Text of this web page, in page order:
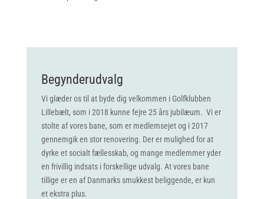
Begynderudvalg
Vi glæder os til at byde dig velkommen i Golfklubben
Lillebælt, som i 2018 kunne fejre 25 års jubilæum. Vi er
stolte af vores bane, som er medlemsejet og i 2017
gennemgik en stor renovering. Der er mulighed for at
dyrke et socialt fællesskab, og mange medlemmer yder
en frivillig indsats i forskellige udvalg. At vores bane
tillige er en af Danmarks smukkest beliggende, er kun
et ekstra plus.